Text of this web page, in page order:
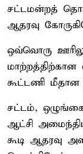
சட்டமன்றத்
ஆதரவு
ஒவ்வொரு
மாற்றத்திற்கான
கூட்டணி மீதான
சட்டம்,
ஆட்சி
கூடி ஆதரவு